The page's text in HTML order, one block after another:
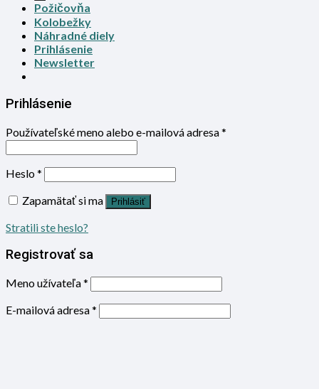
Požičovňa
Kolobežky
Náhradné diely
Prihlásenie
Newsletter
Prihlásenie
Používateľské meno alebo e-mailová adresa*
Heslo*
Zapamätať si ma
Prihlásiť
Stratili ste heslo?
Registrovať sa
Meno užívateľa*
E-mailová adresa*